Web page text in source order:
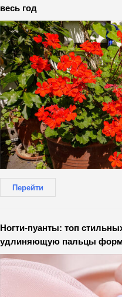
весь год
Перейти
Ногти-пуанты: топ
удлиняющую пальцы